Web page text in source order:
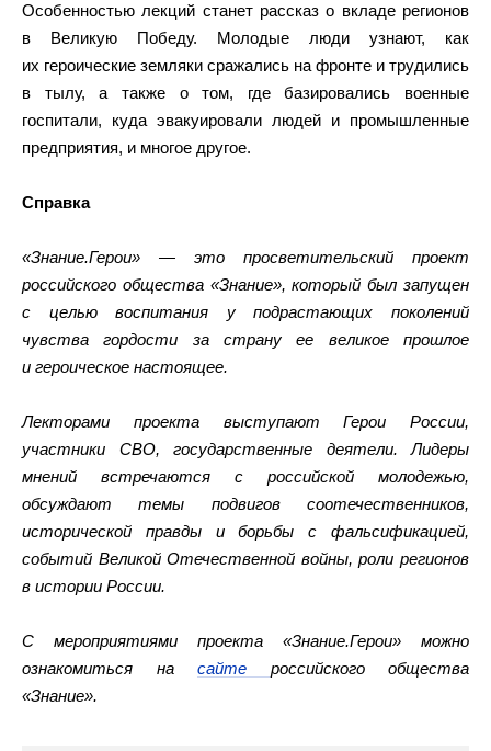
Особенностью лекций станет рассказ о вкладе регионов
в Великую Победу. Молодые люди узнают, как
их героические земляки сражались на фронте и трудились
в тылу, а также о том, где базировались военные
госпитали, куда эвакуировали людей и промышленные
предприятия, и многое другое.
Справка
«Знание.Герои» — это просветительский проект
российского общества «Знание», который был запущен
с целью воспитания у подрастающих поколений
чувства гордости за страну ее великое прошлое
и героическое настоящее.
Лекторами проекта выступают Герои России,
участники СВО, государственные деятели. Лидеры
мнений встречаются с российской молодежью,
обсуждают темы подвигов соотечественников,
исторической правды и борьбы с фальсификацией,
событий Великой Отечественной войны, роли регионов
в истории России.
С мероприятиями проекта «Знание.Герои» можно
ознакомиться на сайте российского общества
«Знание».